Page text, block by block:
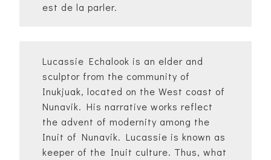
est de la parler.
Lucassie Echalook is an elder and
sculptor from the community of
Inukjuak, located on the West coast of
Nunavik. His narrative works reflect
the advent of modernity among the
Inuit of Nunavik. Lucassie is known as
keeper of the Inuit culture. Thus, what